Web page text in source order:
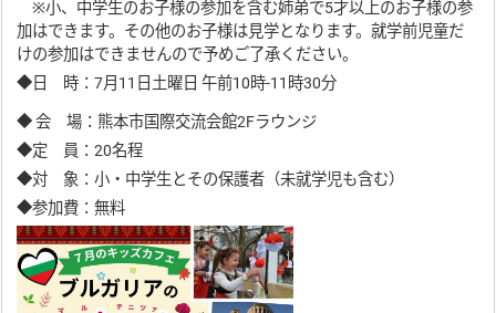
※小、中学生のお子様の参加を含む姉弟で5才以上のお子様の参
加はできます。その他のお子様は見学となります。就学前児童だ
けの参加はできませんので予めご了承ください。
◆日 時：7月11日土曜日 午前10時-11時30分
◆ 会 場：熊本市国際交流会館2Fラウンジ
◆定 員：20名程
◆対 象：小・中学生とその保護者（未就学児も含む）
◆参加費：無料